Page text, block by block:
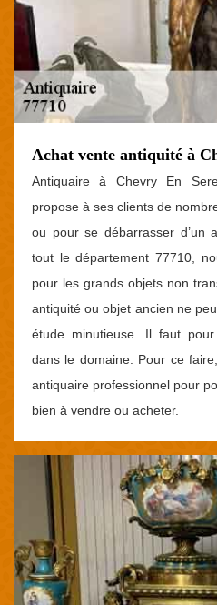
Achat vente antiquité à
Antiquaire à Chevry En
propose à ses clients de
ou pour se débarrasser d’un
tout le département 77710,
pour les grands objets non
antiquité ou objet ancien ne
étude minutieuse. Il faut
dans le domaine. Pour ce
antiquaire professionnel pour
bien à vendre ou acheter.